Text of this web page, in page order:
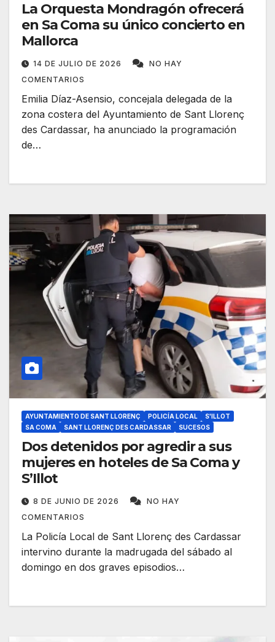
La Orquesta Mondragón ofrecerá
en Sa Coma su único concierto en
Mallorca
14 DE JULIO DE 2026
NO HAY
COMENTARIOS
Emilia Díaz-Asensio, concejala delegada de la
zona costera del Ayuntamiento de Sant Llorenç
des Cardassar, ha anunciado la programación
de…
AYUNTAMIENTO DE SANT LLORENÇ POLICÍA LOCAL
S'ILLOT
SA COMA
SANT LLORENÇ DES CARDASSAR SUCESOS
Dos detenidos por agredir a sus
mujeres en hoteles de Sa Coma y
S’Illot
8 DE JUNIO DE 2026
NO HAY
COMENTARIOS
La Policía Local de Sant Llorenç des Cardassar
intervino durante la madrugada del sábado al
domingo en dos graves episodios…